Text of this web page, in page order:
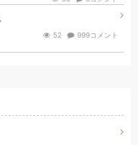
52 999コメント